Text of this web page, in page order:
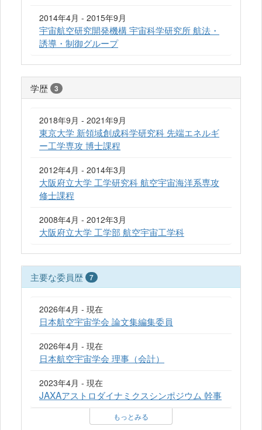
2014年4月 - 2015年9月
宇宙航空研究開発機構 宇宙科学研究所 航法・
誘導・制御グループ
学歴 3
2018年9月 - 2021年9月
東京大学 新領域創成科学研究科 先端エネルギ
ー工学専攻 博士課程
2012年4月 - 2014年3月
大阪府立大学 工学研究科 航空宇宙海洋系専攻
修士課程
2008年4月 - 2012年3月
大阪府立大学 工学部 航空宇宙工学科
主要な委員歴 7
2026年4月 - 現在
日本航空宇宙学会 論文集編集委員
2026年4月 - 現在
日本航空宇宙学会 理事（会計）
2023年4月 - 現在
JAXAアストロダイナミクスシンポジウム 幹事
もっとみる